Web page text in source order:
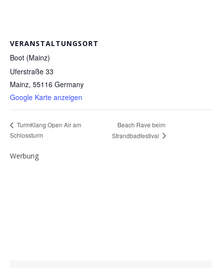
VERANSTALTUNGSORT
Boot (Mainz)
Uferstraße 33
Mainz, 55116 Germany
Google Karte anzeigen
TurmKlang Open Air am
Schlossturm
Beach Rave beim
Strandbadfestival
Werbung